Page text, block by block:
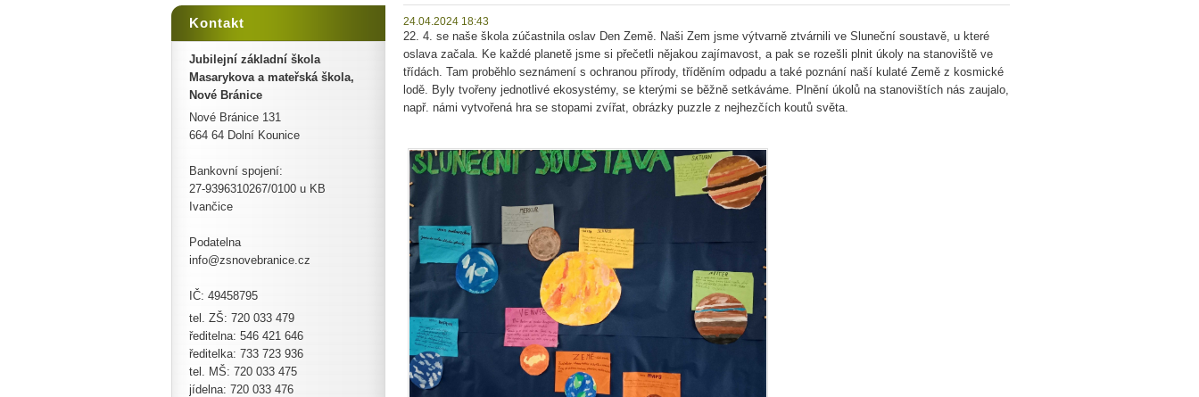
24.04.2024 18:43
22. 4. se naše škola zúčastnila oslav Den Země. Naši Zem jsme výtvarně ztvárnili ve Sluneční soustavě, u které
oslava začala. Ke každé planetě jsme si přečetli nějakou zajímavost, a pak se rozešli plnit úkoly na stanoviště ve
třídách. Tam proběhlo seznámení s ochranou přírody, tříděním odpadu a také poznání naší kulaté Země z kosmické
lodě. Byly tvořeny jednotlivé ekosystémy, se kterými se běžně setkáváme. Plnění úkolů na stanovištích nás zaujalo,
např. námi vytvořená hra se stopami zvířat, obrázky puzzle z nejhezčích koutů světa.
Kontakt
Jubilejní základní škola
Masarykova a mateřská škola,
Nové Bránice
Nové Bránice 131
664 64 Dolní Kounice
Bankovní spojení:
27-9396310267/0100 u KB
Ivančice
Podatelna
info@zsnovebranice.cz
IČ: 49458795
tel. ZŠ: 720 033 479
ředitelna: 546 421 646
ředitelka: 733 723 936
tel. MŠ: 720 033 475
jídelna: 720 033 476